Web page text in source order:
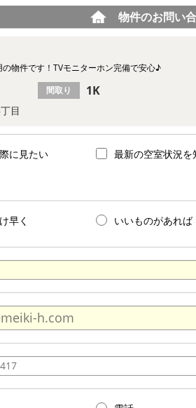
物件のお問い
物件です！TVモニターホン完備で安心♪
目
間取り 1K
に見たい 最新の空室状況を
早く いいものがあれば